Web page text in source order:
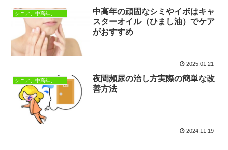
中高年の頑固なシミやイボはキャ
スターオイル（ひまし油）でケア
がおすすめ
2025.01.21
シニア、中高年、生き方
夜間頻尿の治し方実際の簡単な改
善方法
2024.11.19